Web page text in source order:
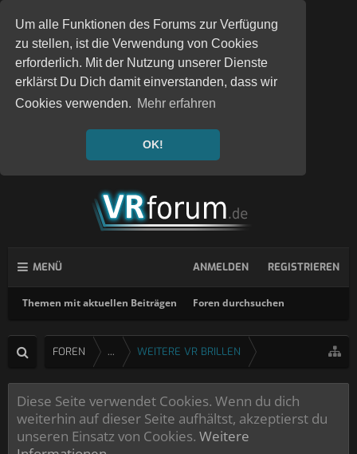
Um alle Funktionen des Forums zur Verfügung
zu stellen, ist die Verwendung von Cookies
erforderlich. Mit der Nutzung unserer Dienste
erklärst Du Dich damit einverstanden, dass wir
Cookies verwenden. Mehr erfahren
OK!
MENÜ
Themen mit aktuellen Beiträgen Foren durchsuchen
ANMELDEN REGISTRIEREN
FOREN ... WEITERE VR BRILLEN
Diese Seite verwendet Cookies. Wenn du dich
weiterhin auf dieser Seite aufhältst, akzeptierst du
unseren Einsatz von Cookies. Weitere